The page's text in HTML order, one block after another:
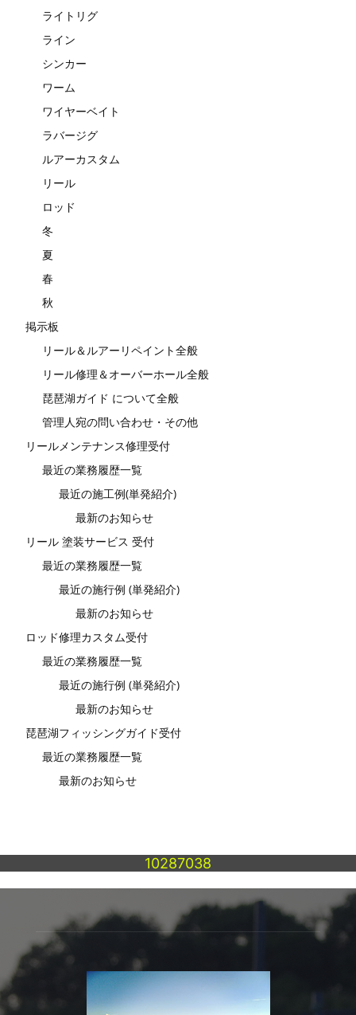
ライトリグ
ライン
シンカー
ワーム
ワイヤーベイト
ラバージグ
ルアーカスタム
リール
ロッド
冬
夏
春
秋
掲示板
リール＆ルアーリペイント全般
リール修理＆オーバーホール全般
琵琶湖ガイド について全般
管理人宛の問い合わせ・その他
リールメンテナンス修理受付
最近の業務履歴一覧
最近の施工例(単発紹介)
最新のお知らせ
リール 塗装サービス 受付
最近の業務履歴一覧
最近の施行例 (単発紹介)
最新のお知らせ
ロッド修理カスタム受付
最近の業務履歴一覧
最近の施行例 (単発紹介)
最新のお知らせ
琵琶湖フィッシングガイド受付
最近の業務履歴一覧
最新のお知らせ
10287038